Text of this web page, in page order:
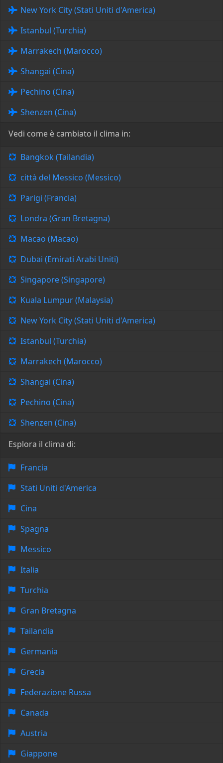
New York City (Stati Uniti d'America)
Istanbul (Turchia)
Marrakech (Marocco)
Shangai (Cina)
Pechino (Cina)
Shenzen (Cina)
Vedi come è cambiato il clima in:
Bangkok (Tailandia)
città del Messico (Messico)
Parigi (Francia)
Londra (Gran Bretagna)
Macao (Macao)
Dubai (Emirati Arabi Uniti)
Singapore (Singapore)
Kuala Lumpur (Malaysia)
New York City (Stati Uniti d'America)
Istanbul (Turchia)
Marrakech (Marocco)
Shangai (Cina)
Pechino (Cina)
Shenzen (Cina)
Esplora il clima di:
Francia
Stati Uniti d'America
Cina
Spagna
Messico
Italia
Turchia
Gran Bretagna
Tailandia
Germania
Grecia
Federazione Russa
Canada
Austria
Giappone